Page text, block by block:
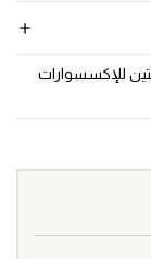
للإكسسوارات